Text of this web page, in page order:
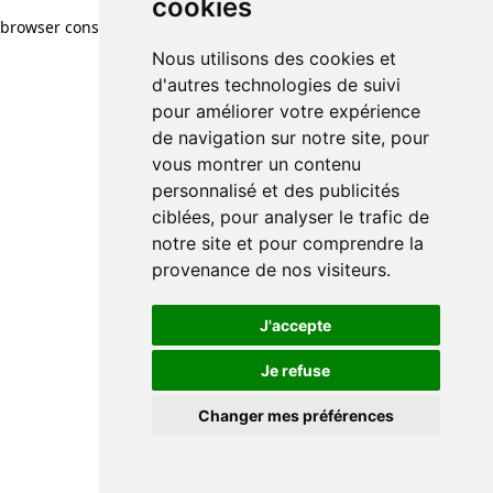
cookies
Nous utilisons des cookies et
d'autres technologies de suivi
pour améliorer votre expérience
de navigation sur notre site, pour
vous montrer un contenu
personnalisé et des publicités
ciblées, pour analyser le trafic de
notre site et pour comprendre la
provenance de nos visiteurs.
J'accepte
Je refuse
Changer mes préférences
browser console for more information)